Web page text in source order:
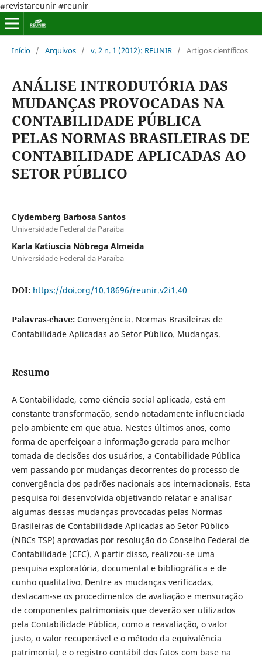
#revistareunir #reunir
Início / Arquivos / v. 2 n. 1 (2012): REUNIR / Artigos científicos
ANÁLISE INTRODUTÓRIA DAS
MUDANÇAS PROVOCADAS NA
CONTABILIDADE PÚBLICA
PELAS NORMAS BRASILEIRAS DE
CONTABILIDADE APLICADAS AO
SETOR PÚBLICO
Clydemberg Barbosa Santos
Universidade Federal da Paraiba
Karla Katiuscia Nóbrega Almeida
Universidade Federal da Paraíba
DOI: https://doi.org/10.18696/reunir.v2i1.40
Palavras-chave: Convergência. Normas Brasileiras de
Contabilidade Aplicadas ao Setor Público. Mudanças.
Resumo
A Contabilidade, como ciência social aplicada, está em
constante transformação, sendo notadamente influenciada
pelo ambiente em que atua. Nestes últimos anos, como
forma de aperfeiçoar a informação gerada para melhor
tomada de decisões dos usuários, a Contabilidade Pública
vem passando por mudanças decorrentes do processo de
convergência dos padrões nacionais aos internacionais. Esta
pesquisa foi desenvolvida objetivando relatar e analisar
algumas dessas mudanças provocadas pelas Normas
Brasileiras de Contabilidade Aplicadas ao Setor Público
(NBCs TSP) aprovadas por resolução do Conselho Federal de
Contabilidade (CFC). A partir disso, realizou-se uma
pesquisa exploratória, documental e bibliográfica e de
cunho qualitativo. Dentre as mudanças verificadas,
destacam-se os procedimentos de avaliação e mensuração
de componentes patrimoniais que deverão ser utilizados
pela Contabilidade Pública, como a reavaliação, o valor
justo, o valor recuperável e o método da equivalência
patrimonial, e o registro contábil dos fatos com base na